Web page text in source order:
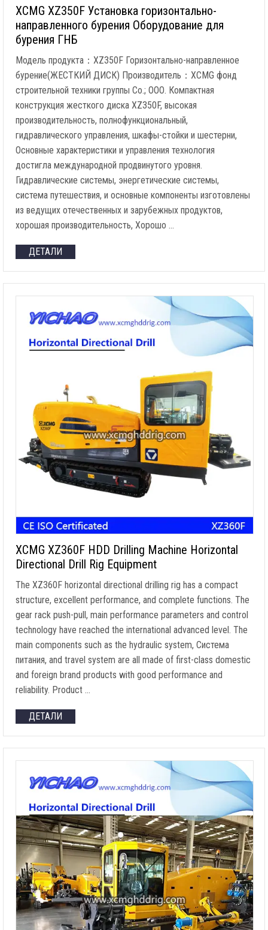
XCMG XZ350F Установка горизонтально-
направленного бурения Оборудование для
бурения ГНБ
Модель продукта：XZ350F Горизонтально-направленное
бурение(ЖЕСТКИЙ ДИСК) Производитель：XCMG фонд
строительной техники группы Co.; ООО. Компактная
конструкция жесткого диска XZ350F, высокая
производительность, полнофункциональный,
гидравлического управления, шкафы-стойки и шестерни,
Основные характеристики и управления технология
достигла международной продвинутого уровня.
Гидравлические системы, энергетические системы,
система путешествия, и основные компоненты изготовлены
из ведущих отечественных и зарубежных продуктов,
хорошая производительность, Хорошо …
ДЕТАЛИ
XCMG XZ360F HDD Drilling Machine Horizontal
Directional Drill Rig Equipment
The XZ360F horizontal directional drilling rig has a compact
structure, excellent performance, and complete functions. The
gear rack push-pull, main performance parameters and control
technology have reached the international advanced level. The
main components such as the hydraulic system, Система
питания, and travel system are all made of first-class domestic
and foreign brand products with good performance and
reliability. Product …
ДЕТАЛИ